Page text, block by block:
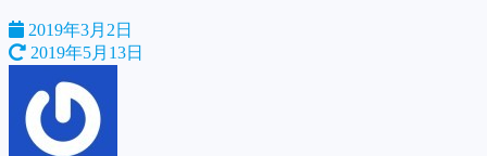
2019年3月2日
2019年5月13日